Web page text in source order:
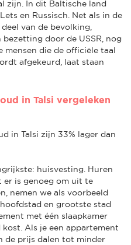
zijn. In dit Baltische land
en Russisch. Net als in de
van de bevolking,
door de USSR, nog
mensen die de officiële taal
afgekeurd, laat staan
in Talsi vergeleken
in Talsi zijn 33% lager dan
huisvesting. Huren
er is genoeg om uit te
nemen we als voorbeeld
en grootste stad
met één slaapkamer
Als je een appartement
de prijs dalen tot minder